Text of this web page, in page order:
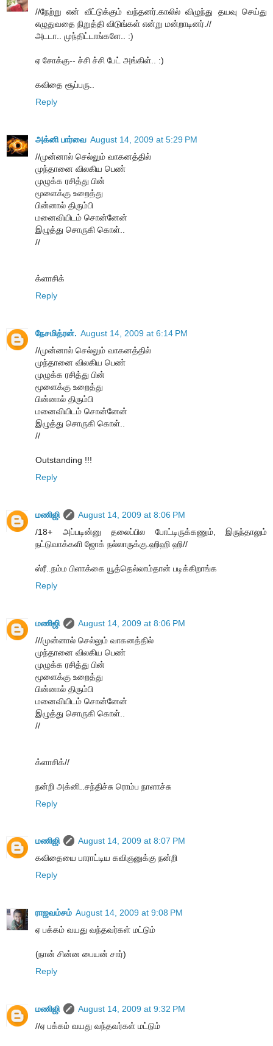
//நேற்று என் வீட்டுக்கும் வந்தனர்.காலில் விழுந்து தயவு செய்து
எழுதுவதை நிறுத்தி விடுங்கள் என்று மன்றாடினர்.//
அடடா.. முந்திட்டாங்களே.. :)
ஏ சோக்கு-- ச்சி ச்சி பேட் அங்கிள்.. :)
கவிதை சூப்பரு..
Reply
அக்னி பார்வை August 14, 2009 at 5:29 PM
//முன்னால் செல்லும் வாகனத்தில்
முந்தானை விலகிய பெண்
முழுக்க ரசித்து பின்
மூளைக்கு உறைத்து
பின்னால் திரும்பி
மனைவியிடம் சொன்னேன்
இழுத்து சொருகி கொள்..
//
க்ளாசிக்
Reply
நேசமித்ரன். August 14, 2009 at 6:14 PM
//முன்னால் செல்லும் வாகனத்தில்
முந்தானை விலகிய பெண்
முழுக்க ரசித்து பின்
மூளைக்கு உறைத்து
பின்னால் திரும்பி
மனைவியிடம் சொன்னேன்
இழுத்து சொருகி கொள்..
//
Outstanding !!!
Reply
மணிஜி
August 14, 2009 at 8:06 PM
/18+ அப்படின்னு தலைப்பில போட்டிருக்கணும், இருந்தாலும்
நட்டுவாக்களி ஜோக் நல்லாருக்கு.ஹிஹி ஹி//
ஸ்ரீ..நம்ம பிளாக்கை யூத்தெல்லாம்தான் படிக்கிறாங்க
Reply
மணிஜி
August 14, 2009 at 8:06 PM
///முன்னால் செல்லும் வாகனத்தில்
முந்தானை விலகிய பெண்
முழுக்க ரசித்து பின்
மூளைக்கு உறைத்து
பின்னால் திரும்பி
மனைவியிடம் சொன்னேன்
இழுத்து சொருகி கொள்..
//
க்ளாசிக்//
நன்றி அக்னி..சந்திச்சு ரொம்ப நாளாச்சு
Reply
மணிஜி
August 14, 2009 at 8:07 PM
கவிதையை பாராட்டிய கவிஞனுக்கு நன்றி
Reply
ராஜவம்சம் August 14, 2009 at 9:08 PM
ஏ பக்கம் வயது வந்தவர்கள் மட்டும்
(நான் சின்ன பையன் சார்)
Reply
மணிஜி
August 14, 2009 at 9:32 PM
//ஏ பக்கம் வயது வந்தவர்கள் மட்டும்